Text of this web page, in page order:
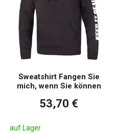
Sweatshirt Fangen Sie
mich, wenn Sie können
53,70 €
auf Lager